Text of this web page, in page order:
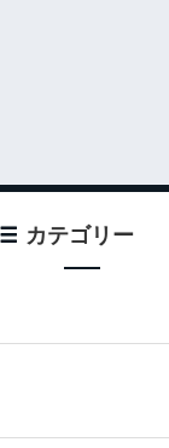
カテゴリー